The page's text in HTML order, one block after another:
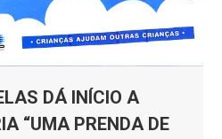
DÁ INÍCIO A
“UMA PRENDA DE